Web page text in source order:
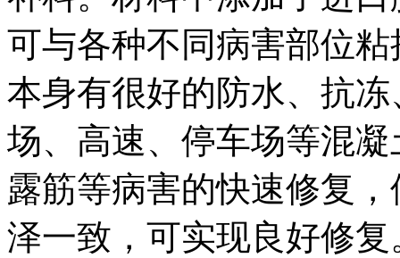
可与各种不同病害部位
本身有很好的防水、抗
场、高速、停车场等混
露筋等病害的快速修复
泽一致，可实现良好修